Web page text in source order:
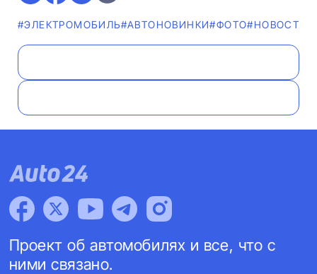
#ЭЛЕКТРОМОБИЛЬ#AВТОНОВИНКИ#ФОТО#НОВОСТИ
Проект об автомобилях и все, что с
ними связано.